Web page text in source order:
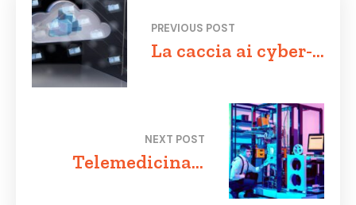
PREVIOUS POST
La caccia ai cyber-
battaglia per la
sicurezza italiana
NEXT POST
Telemedicina e